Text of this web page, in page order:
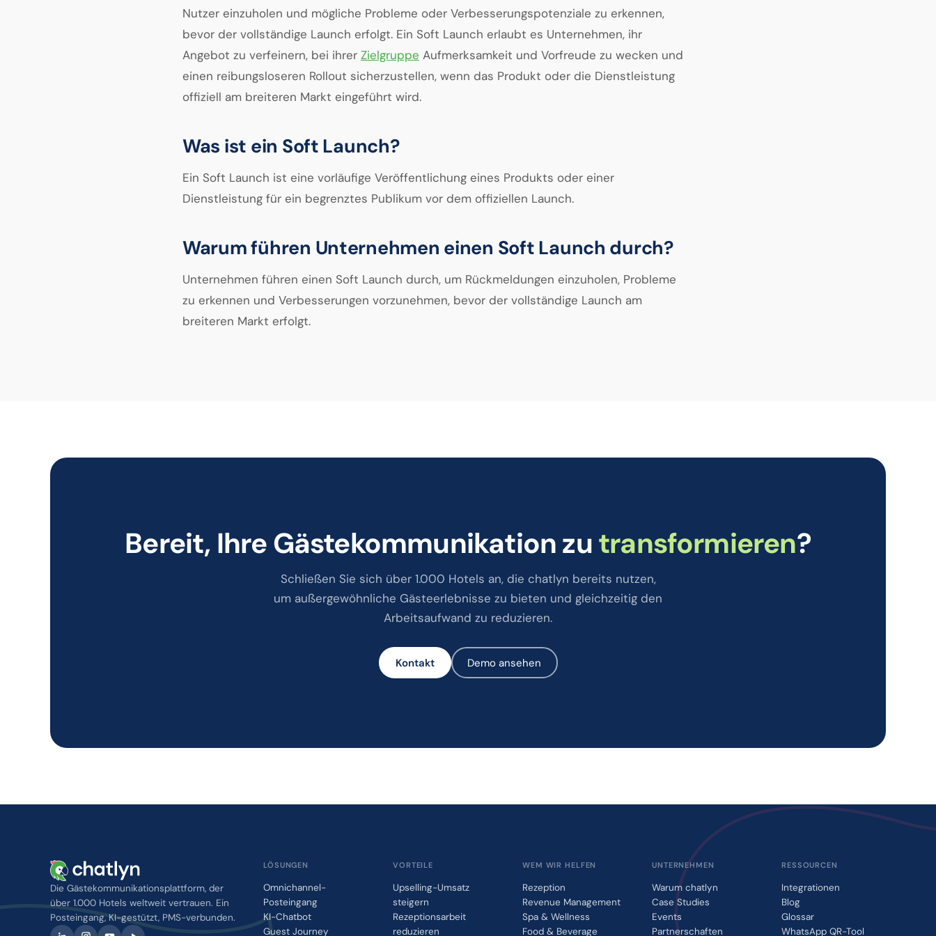
Nutzer einzuholen und mögliche Probleme oder Verbesserungspotenziale zu erkennen,
bevor der vollständige Launch erfolgt. Ein Soft Launch erlaubt es Unternehmen, ihr
Angebot zu verfeinern, bei ihrer Zielgruppe Aufmerksamkeit und Vorfreude zu wecken und
einen reibungsloseren Rollout sicherzustellen, wenn das Produkt oder die Dienstleistung
offiziell am breiteren Markt eingeführt wird.
Was ist ein Soft Launch?
Ein Soft Launch ist eine vorläufige Veröffentlichung eines Produkts oder einer
Dienstleistung für ein begrenztes Publikum vor dem offiziellen Launch.
Warum führen Unternehmen einen Soft Launch durch?
Unternehmen führen einen Soft Launch durch, um Rückmeldungen einzuholen, Probleme
zu erkennen und Verbesserungen vorzunehmen, bevor der vollständige Launch am
breiteren Markt erfolgt.
Bereit, Ihre Gästekommunikation zutransformieren?
Schließen Sie sich über 1.000 Hotels an, die chatlyn bereits nutzen,
um außergewöhnliche Gästeerlebnisse zu bieten und gleichzeitig den
Arbeitsaufwand zu reduzieren.
Kontakt Demo ansehen
Die Gästekommunikationsplattform, der
über 1.000 Hotels weltweit vertrauen. Ein
Posteingang, KI-gestützt, PMS-verbunden.
LÖSUNGEN
Omnichannel-
Posteingang
KI-Chatbot
Guest Journey
VORTEILE
Upselling-Umsatz
steigern
Rezeptionsarbeit
reduzieren
WEM WIR HELFEN
Rezeption
Revenue Management
Spa & Wellness
Food & Beverage
UNTERNEHMEN
Warum chatlyn
Case Studies
Events
Partnerschaften
RESSOURCEN
Integrationen
Blog
Glossar
WhatsApp QR-Tool